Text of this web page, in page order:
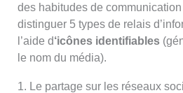
des habitudes de
distinguer 5 types de relais
l’aide d‘icônes identifiables
le nom du média).
1. Le partage sur les réseaux